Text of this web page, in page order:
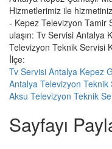
Hizmetlerimiz ile
- Kepez Televizyon Tamir
ulaşın: Tv Servisi Antalya
Televizyon Teknik Servisi
İlçe:
Tv Servisi Antalya Kepez
Antalya Televizyon Teknik
Aksu Televizyon Teknik
Sayfayı